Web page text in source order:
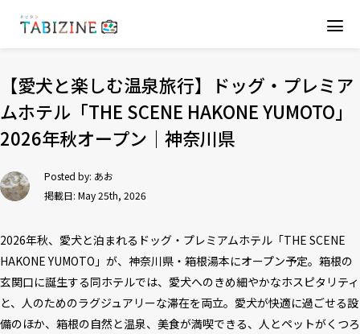
【愛犬と楽しむ温泉旅行】ドッグ・プレミア
ムホテル「THE SCENE HAKONE YUMOTO」
2026年秋オープン｜神奈川県
Posted by: あお
掲載日: May 25th, 2026
2026年秋、愛犬と泊まれるドッグ・プレミアムホテル「THE SCENE
HAKONE YUMOTO」が、神奈川県・箱根湯本にオープン予定。箱根の
玄関口に誕生する同ホテルでは、愛犬へのきめ細やかなホスピタリティ
と、人のためのラグジュアリーな滞在を両立。愛犬が快適に過ごせる設
備のほか、箱根の自然と温泉、美食が満喫できる、人とペットがくつろ